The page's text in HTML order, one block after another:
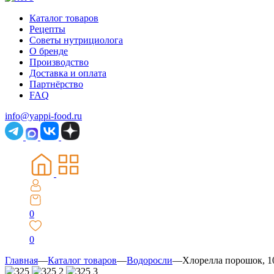
Каталог товаров
Рецепты
Советы нутрициолога
О бренде
Производство
Доставка и оплата
Партнёрство
FAQ
info@yappi-food.ru
0
0
Главная—Каталог товаров—Водоросли—Хлорелла порошок,